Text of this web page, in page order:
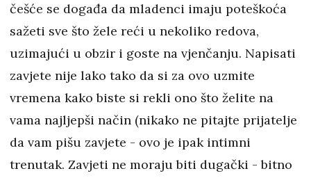
češće se događa da mladenci imaju poteškoća
sažeti sve što žele reći u nekoliko redova,
uzimajući u obzir i goste na vjenčanju. Napisati
zavjete nije lako tako da si za ovo uzmite
vremena kako biste si rekli ono što želite na
vama najljepši način (nikako ne pitajte prijatelje
da vam pišu zavjete - ovo je ipak intimni
trenutak. Zavjeti ne moraju biti dugački - bitno